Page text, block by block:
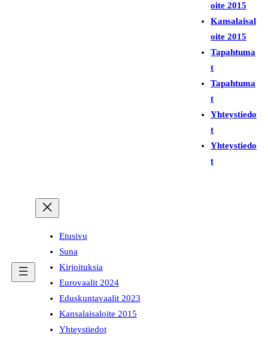
oite 2015
Kansalaisal
oite 2015
Tapahtuma
t
Tapahtuma
t
Yhteystiedo
t
Yhteystiedo
t
Etusivu
Suna
Kirjoituksia
Eurovaalit 2024
Eduskuntavaalit 2023
Kansalaisaloite 2015
Yhteystiedot